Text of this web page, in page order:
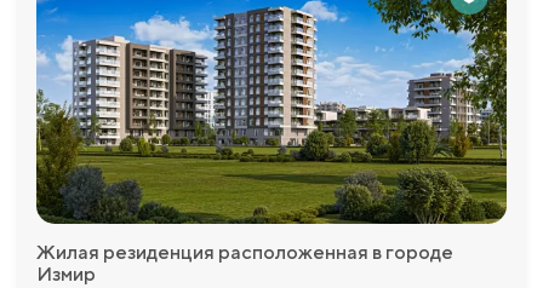
Жилая резиденция расположенная в городе
Измир